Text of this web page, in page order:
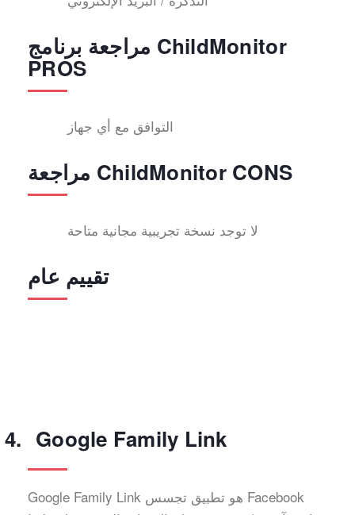
مراجعة برنامج ChildMonitor
PROS
التوافق مع أي جهاز
مراجعة ChildMonitor CONS
لا توجد نسخة تجريبية مجانية متاحة
تقييم عام
Google Family Link
Google Family Link هو تطبيق تجسس Facebook